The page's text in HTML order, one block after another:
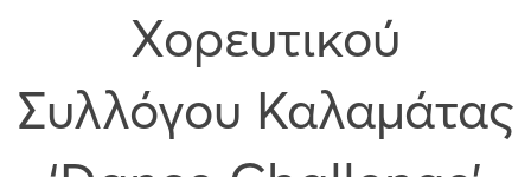
Χορευτικού
Συλλόγου Καλαμάτας